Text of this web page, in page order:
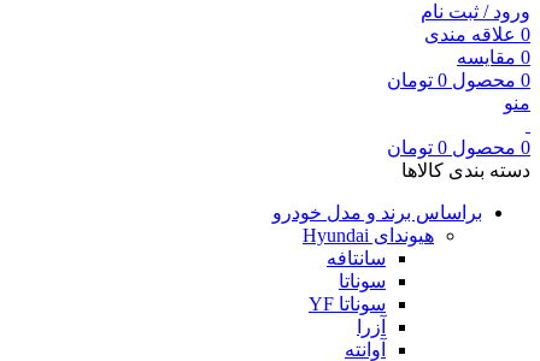
ورود / ثبت نام
0 علاقه مندی
0 مقایسه
0 محصول 0 تومان
منو
0 محصول 0 تومان
دسته بندی کالاها
براساس برند و مدل خودرو
هیوندای Hyundai
سانتافه
سوناتا
سوناتا YF
آزرا
آوانته